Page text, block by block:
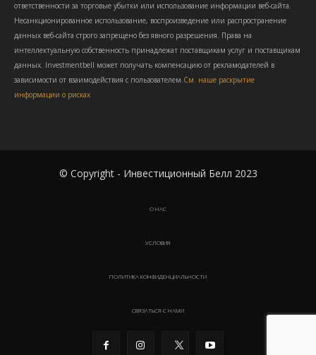
ответственности за торговые убытки или использование информации веб-сайта.
Несанкционированное использование, воспроизведение или распространение
данных веб-сайта строго запрещено без явного разрешения. Права на
интеллектуальную собственность принадлежат поставщикам услуг и поставщикам
данных. Investmentbell может получать компенсацию от рекламодателей в
зависимости от взаимодействия с пользователем.См. наше раскрытие
информации о рисках
© Copyright - Инвестиционный Белл 2023
О НАС
УСЛОВИЯ
ПОЛИТИКА КОНФИДЕНЦИАЛЬНОСТИ
СВЯЗАТЬСЯ С НАМИ